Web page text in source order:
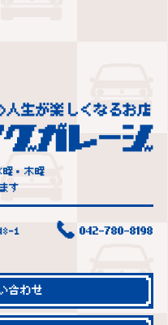
・木曜
す
1 042-780-8198
合わせ